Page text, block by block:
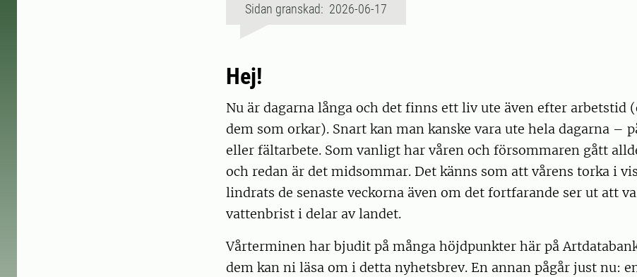
Sidan granskad: 2026-06-17
Hej!
Nu är dagarna långa och det finns ett liv ute även efter arbetstid
dem som orkar). Snart kan man kanske vara ute hela dagarna –
eller fältarbete. Som vanligt har våren och försommaren gått
och redan är det midsommar. Det känns som att vårens torka i
lindrats de senaste veckorna även om det fortfarande ser ut att
vattenbrist i delar av landet.
Vårterminen har bjudit på många höjdpunkter här på
dem kan ni läsa om i detta nyhetsbrev. En annan pågår just nu: